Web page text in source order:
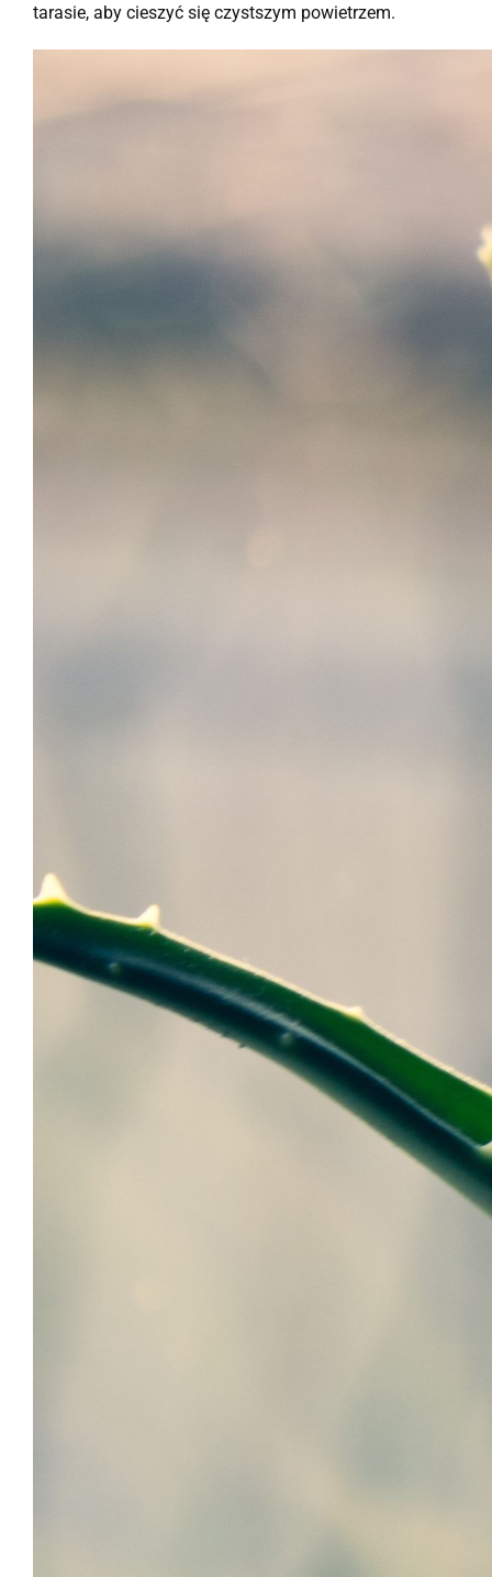
tarasie, aby cieszyć się czystszym powietrzem.